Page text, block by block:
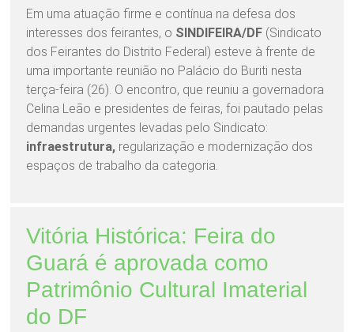
Em uma atuação firme e contínua na defesa dos
interesses dos feirantes, o SINDIFEIRA/DF (Sindicato
dos Feirantes do Distrito Federal) esteve à frente de
uma importante reunião no Palácio do Buriti nesta
terça-feira (26). O encontro, que reuniu a governadora
Celina Leão e presidentes de feiras, foi pautado pelas
demandas urgentes levadas pelo Sindicato:
infraestrutura, regularização e modernização dos
espaços de trabalho da categoria.
Vitória Histórica: Feira do
Guará é aprovada como
Patrimônio Cultural Imaterial
do DF